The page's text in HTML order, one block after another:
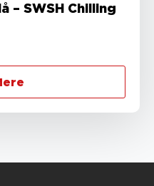
– SWSH Chilling